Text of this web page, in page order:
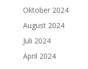
Oktober 2024
August 2024
Juli 2024
April 2024